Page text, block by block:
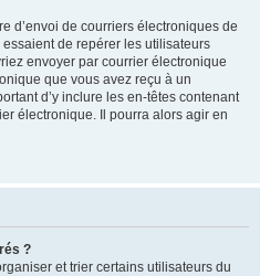
d’envoi de courriers électroniques de
de repérer les utilisateurs
envoyer par courrier électronique
que vous avez reçu à un
d’y inclure les en-têtes contenant
électronique. Il pourra alors agir en
?
et trier certains utilisateurs du